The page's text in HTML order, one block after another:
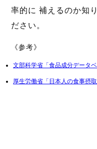
率的に 補えるのか知
ださい。
《参考》
文部科学省「食品成分データベ
厚生労働省「日本人の食事摂